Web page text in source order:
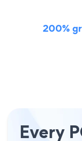
200%
Every